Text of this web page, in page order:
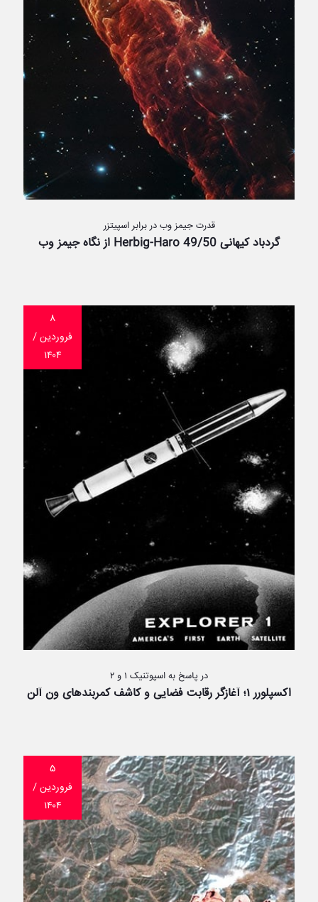
قدرت جیمز وب در برابر اسپیتزر
گردباد کیهانی Herbig-Haro 49/50 از نگاه جیمز وب
۸
فروردین /
۱۴۰۴
در پاسخ به اسپوتنیک ۱ و ۲
اکسپلورر ۱؛ آغازگر رقابت فضایی و کاشف کمربندهای ون آلن
۵
فروردین /
۱۴۰۴